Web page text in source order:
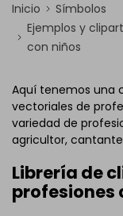
Inicio
Símbolos
Ejemplos y
con niños
Aquí tenemos una
vectoriales de
variedad de
agricultor,
Librería de
profesiones